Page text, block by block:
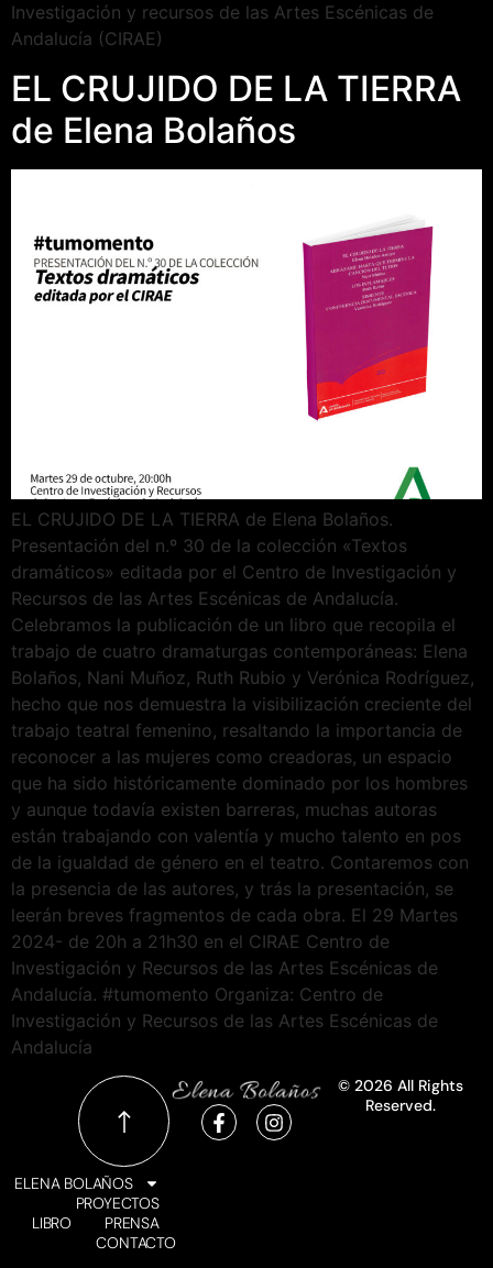
Investigación y recursos de las Artes Escénicas de
Andalucía (CIRAE)
EL CRUJIDO DE LA TIERRA
de Elena Bolaños
EL CRUJIDO DE LA TIERRA de Elena Bolaños.
Presentación del n.º 30 de la colección «Textos
dramáticos» editada por el Centro de Investigación y
Recursos de las Artes Escénicas de Andalucía.
Celebramos la publicación de un libro que recopila el
trabajo de cuatro dramaturgas contemporáneas: Elena
Bolaños, Nani Muñoz, Ruth Rubio y Verónica Rodríguez,
hecho que nos demuestra la visibilización creciente del
trabajo teatral femenino, resaltando la importancia de
reconocer a las mujeres como creadoras, un espacio
que ha sido históricamente dominado por los hombres
y aunque todavía existen barreras, muchas autoras
están trabajando con valentía y mucho talento en pos
de la igualdad de género en el teatro. Contaremos con
la presencia de las autores, y trás la presentación, se
leerán breves fragmentos de cada obra. El 29 Martes
2024- de 20h a 21h30 en el CIRAE Centro de
Investigación y Recursos de las Artes Escénicas de
Andalucía. #tumomento Organiza: Centro de
Investigación y Recursos de las Artes Escénicas de
Andalucía
© 2026 All Rights
Reserved.
ELENA BOLAÑOS
PROYECTOS
LIBRO
PRENSA
CONTACTO